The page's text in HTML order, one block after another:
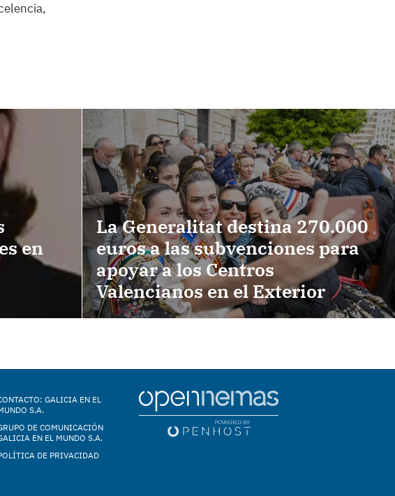
en
La Generalitat destina 270.000
euros a las subvenciones para
apoyar a los Centros
Valencianos en el Exterior
GALICIA EN EL
S.A.
DE COMUNICACIÓN
EN EL MUNDO S.A.
DE PRIVACIDAD